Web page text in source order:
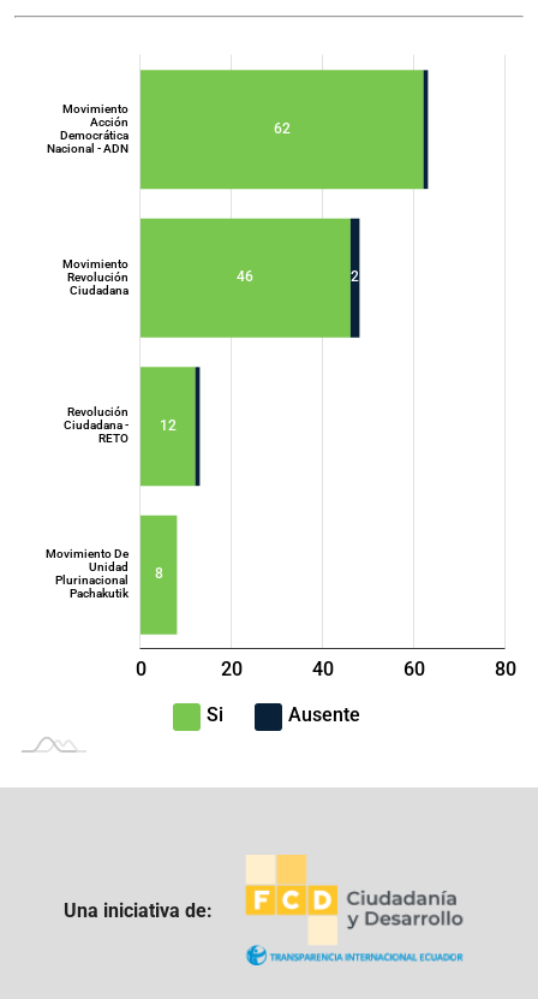
8
12
46
62
2
Movimiento De
Unidad
Plurinacional
Pachakutik
Revolución
Ciudadana -
RETO
Movimiento
Revolución
Ciudadana
Movimiento
Acción
Democrática
Nacional - ADN
L
-40
-20
0 20 40 60 80
100
Si
Ausente
Una iniciativa de: